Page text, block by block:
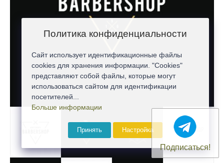
Подписаться!
Политика конфиденциальности
Сайт использует идентификационные файлы
cookies для хранения информации. "Cookies"
представляют собой файлы, которые могут
использоваться сайтом для идентификации
посетителей...
Больше информации
Принять Настройка